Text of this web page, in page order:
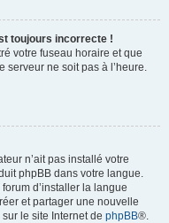
toujours incorrecte !
votre fuseau horaire et que
serveur ne soit pas à l’heure.
n’ait pas installé votre
phpBB dans votre langue.
d’installer la langue
et partager une nouvelle
le site Internet de phpBB®.